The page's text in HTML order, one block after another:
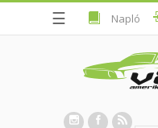
☰ Napló